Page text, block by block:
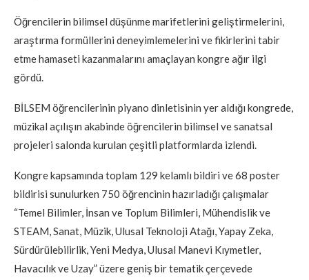
Öğrencilerin bilimsel düşünme marifetlerini geliştirmelerini,
araştırma formüllerini deneyimlemelerini ve fikirlerini tabir
etme hamaseti kazanmalarını amaçlayan kongre ağır ilgi
gördü.
BİLSEM öğrencilerinin piyano dinletisinin yer aldığı kongrede,
müzikal açılışın akabinde öğrencilerin bilimsel ve sanatsal
projeleri salonda kurulan çeşitli platformlarda izlendi.
Kongre kapsamında toplam 129 kelamlı bildiri ve 68 poster
bildirisi sunulurken 750 öğrencinin hazırladığı çalışmalar
“Temel Bilimler, İnsan ve Toplum Bilimleri, Mühendislik ve
STEAM, Sanat, Müzik, Ulusal Teknoloji Atağı, Yapay Zeka,
Sürdürülebilirlik, Yeni Medya, Ulusal Manevi Kıymetler,
Havacılık ve Uzay” üzere geniş bir tematik çerçevede